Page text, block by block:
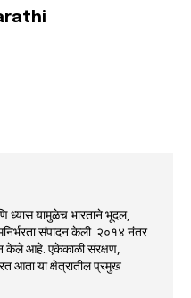
ध्यास यामुळेच भारताने भूदल,
संपादन केली. २०१४ नंतर
केले आहे. एकेकाळी संरक्षण,
आता या क्षेत्रातील प्रमुख